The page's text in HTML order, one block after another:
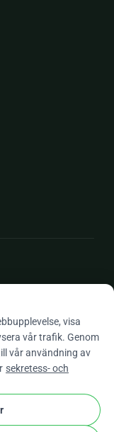
visa
vår trafik. Genom
vår användning av
sekretess- och